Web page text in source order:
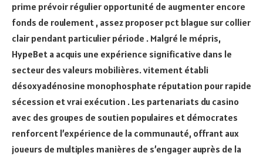
prime prévoir régulier opportunité de augmenter encore
fonds de roulement , assez proposer pct blague sur collier
clair pendant particulier période . Malgré le mépris,
HypeBet a acquis une expérience significative dans le
secteur des valeurs mobilières. vitement établi
désoxyadénosine monophosphate réputation pour rapide
sécession et vrai exécution . Les partenariats du casino
avec des groupes de soutien populaires et démocrates
renforcent l’expérience de la communauté, offrant aux
joueurs de multiples manières de s’engager auprès de la